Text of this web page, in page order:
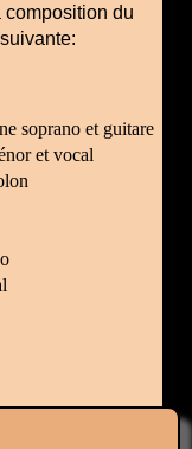
du
soprano et guitare
et vocal